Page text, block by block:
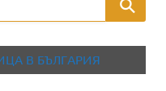
В БЪЛГАРИЯ